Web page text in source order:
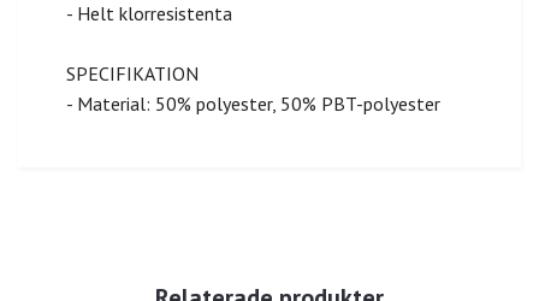
- Helt klorresistenta
SPECIFIKATION
- Material: 50% polyester, 50% PBT-polyester